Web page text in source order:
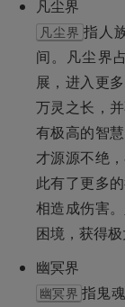
凡尘界 指人
间。凡尘界
展，进入更
万灵之长，
有极高的智
才源源不绝
此有了更多
相造成伤害
困境，获得极
幽冥界 指鬼